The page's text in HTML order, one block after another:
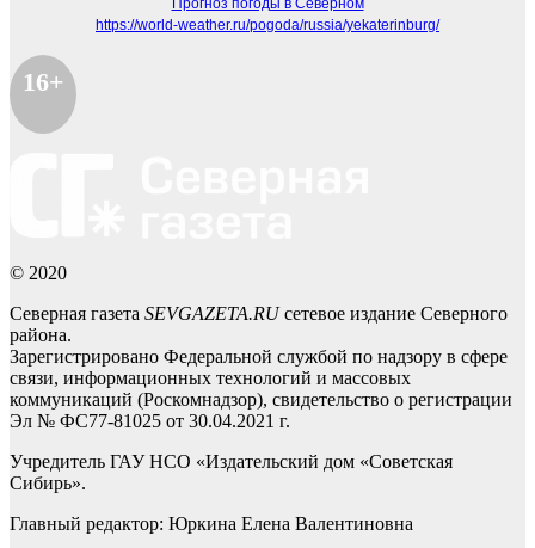
Прогноз погоды в Северном
https://world-weather.ru/pogoda/russia/yekaterinburg/
16+
© 2020
Северная газета SEVGAZETA.RUсетевое издание Северного
района.
Зарегистрировано Федеральной службой по надзору в сфере
связи, информационных технологий и массовых
коммуникаций (Роскомнадзор), свидетельство о регистрации
Эл № ФС77-81025 от 30.04.2021 г.
Учредитель ГАУ НСО «Издательский дом «Советская
Сибирь».
Главный редактор: Юркина Елена Валентиновна